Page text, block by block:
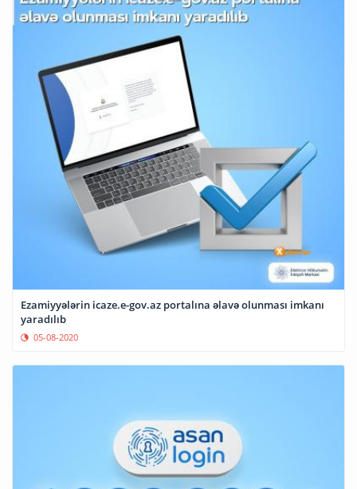
Ezamiyyələrin icaze.e-gov.az portalına əlavə olunması imkanı
yaradılıb
05-08-2020